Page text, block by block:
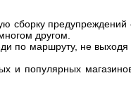
сборку предупреждений
другом.
по маршруту, не выходя
популярных